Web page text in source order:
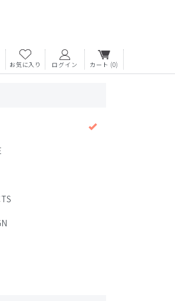
お気に入り ログイン カート (0)